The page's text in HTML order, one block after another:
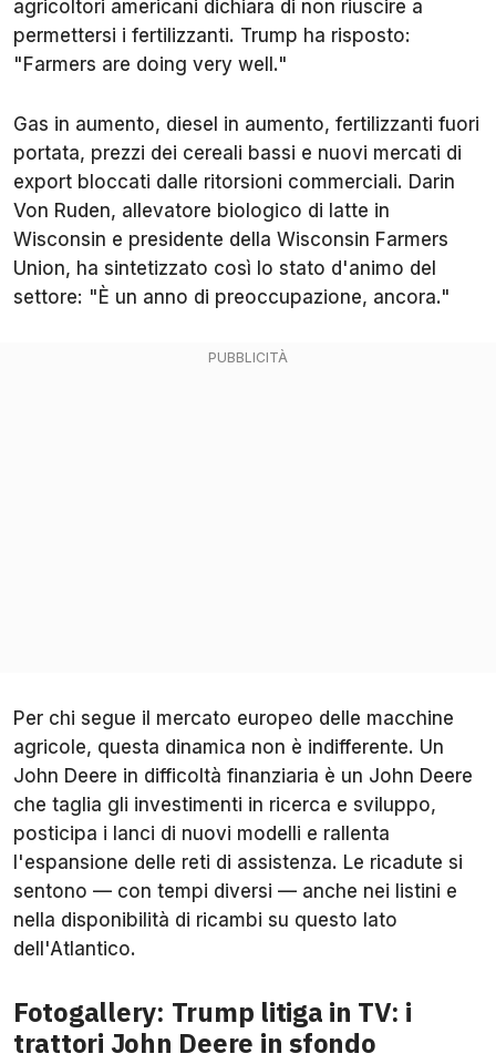
agricoltori americani dichiara di non riuscire a
permettersi i fertilizzanti. Trump ha risposto:
"Farmers are doing very well."
Gas in aumento, diesel in aumento, fertilizzanti fuori
portata, prezzi dei cereali bassi e nuovi mercati di
export bloccati dalle ritorsioni commerciali. Darin
Von Ruden, allevatore biologico di latte in
Wisconsin e presidente della Wisconsin Farmers
Union, ha sintetizzato così lo stato d'animo del
settore: "È un anno di preoccupazione, ancora."
Per chi segue il mercato europeo delle macchine
agricole, questa dinamica non è indifferente. Un
John Deere in difficoltà finanziaria è un John Deere
che taglia gli investimenti in ricerca e sviluppo,
posticipa i lanci di nuovi modelli e rallenta
l'espansione delle reti di assistenza. Le ricadute si
sentono — con tempi diversi — anche nei listini e
nella disponibilità di ricambi su questo lato
dell'Atlantico.
Fotogallery: Trump litiga in TV: i
trattori John Deere in sfondo